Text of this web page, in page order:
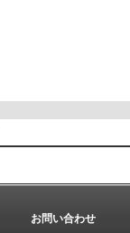
お問い合わせ